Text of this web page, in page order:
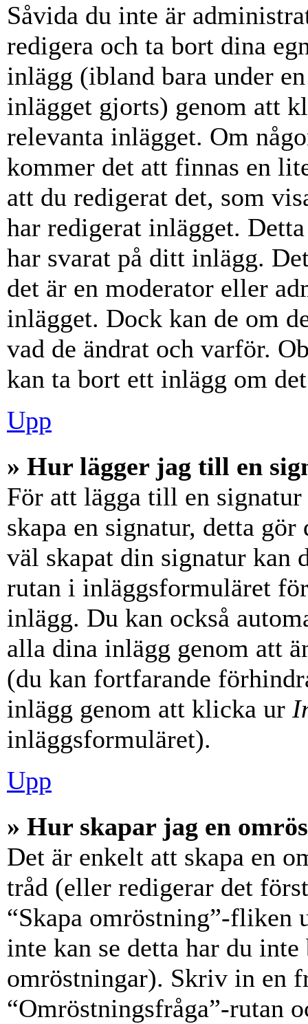
Såvida du inte är
redigera och ta bort dina
inlägg (ibland bara under
inlägget gjorts) genom att
relevanta inlägget. Om
kommer det att finnas en
att du redigerat det, som
har redigerat inlägget.
har svarat på ditt inlägg.
det är en moderator eller
inlägget. Dock kan de om
vad de ändrat och varför.
kan ta bort ett inlägg om
Upp
» Hur lägger jag till en
För att lägga till en
skapa en signatur, detta
väl skapat din signatur kan
rutan i inläggsformuläret
inlägg. Du kan också
alla dina inlägg genom att
(du kan fortfarande
inlägg genom att klicka ur
inläggsformuläret).
Upp
» Hur skapar jag en
Det är enkelt att skapa en
tråd (eller redigerar det
“Skapa omröstning”-fliken
inte kan se detta har du
omröstningar). Skriv in en
“Omröstningsfråga”-rutan